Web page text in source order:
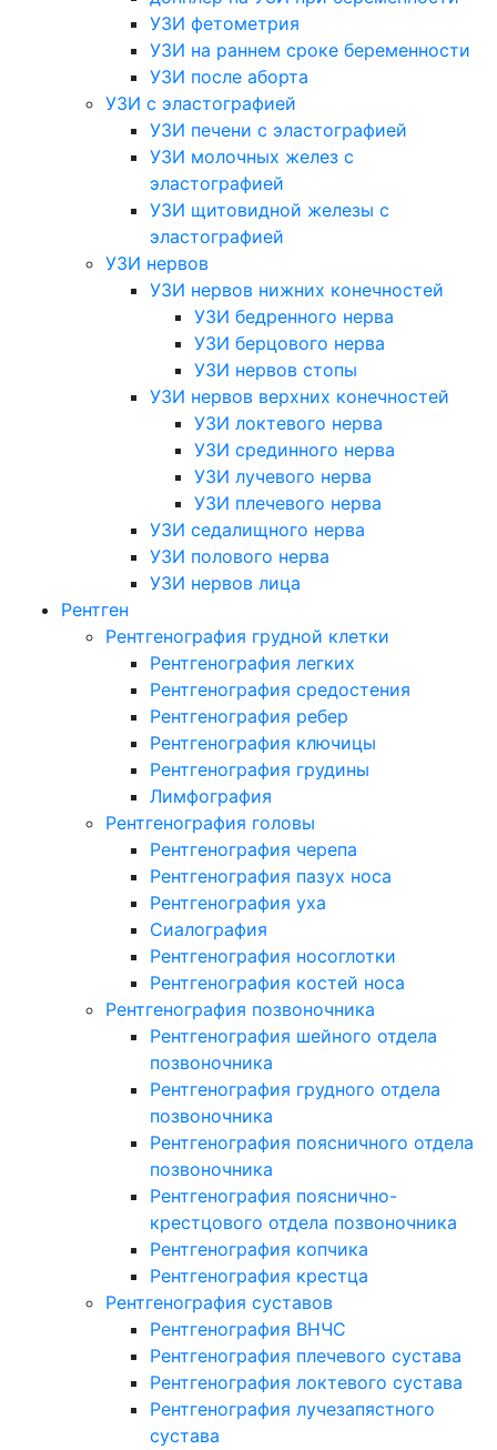
УЗИ фетометрия
УЗИ на раннем сроке беременности
УЗИ после аборта
УЗИ с эластографией
УЗИ печени с эластографией
УЗИ молочных желез с
эластографией
УЗИ щитовидной железы с
эластографией
УЗИ нервов
УЗИ нервов нижних конечностей
УЗИ бедренного нерва
УЗИ берцового нерва
УЗИ нервов стопы
УЗИ нервов верхних конечностей
УЗИ локтевого нерва
УЗИ срединного нерва
УЗИ лучевого нерва
УЗИ плечевого нерва
УЗИ седалищного нерва
УЗИ полового нерва
УЗИ нервов лица
Рентген
Рентгенография грудной клетки
Рентгенография легких
Рентгенография средостения
Рентгенография ребер
Рентгенография ключицы
Рентгенография грудины
Лимфография
Рентгенография головы
Рентгенография черепа
Рентгенография пазух носа
Рентгенография уха
Сиалография
Рентгенография носоглотки
Рентгенография костей носа
Рентгенография позвоночника
Рентгенография шейного отдела
позвоночника
Рентгенография грудного отдела
позвоночника
Рентгенография поясничного отдела
позвоночника
Рентгенография пояснично-
крестцового отдела позвоночника
Рентгенография копчика
Рентгенография крестца
Рентгенография суставов
Рентгенография ВНЧС
Рентгенография плечевого сустава
Рентгенография локтевого сустава
Рентгенография лучезапястного
сустава